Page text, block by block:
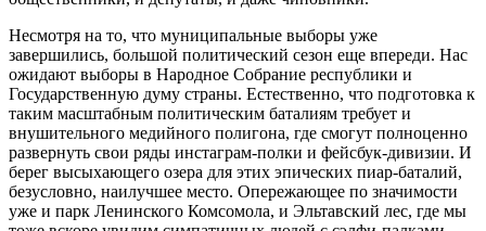
Несмотря на то, что муниципальные выборы уже
завершились, большой политический сезон еще впереди. Нас
ожидают выборы в Народное Собрание республики и
Государственную думу страны. Естественно, что подготовка к
таким масштабным политическим баталиям требует и
внушительного медийного полигона, где смогут полноценно
развернуть свои ряды инстаграм-полки и фейсбук-дивизии. И
берег высыхающего озера для этих эпических пиар-баталий,
безусловно, наилучшее место. Опережающее по значимости
уже и парк Ленинского Комсомола, и Эльтавский лес, где мы